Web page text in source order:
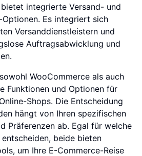
integrierte Versand- und
Es integriert sich
Versanddienstleistern und
Auftragsabwicklung und
WooCommerce als auch
Funktionen und Optionen für
Shops. Die Entscheidung
hängt von Ihren spezifischen
Präferenzen ab. Egal für welche
beide bieten
um Ihre E-Commerce-Reise